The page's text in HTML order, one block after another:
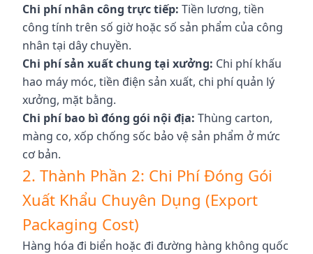
Chi phí nhân công trực tiếp: Tiền lương, tiền
công tính trên số giờ hoặc số sản phẩm của công
nhân tại dây chuyền.
Chi phí sản xuất chung tại xưởng: Chi phí khấu
hao máy móc, tiền điện sản xuất, chi phí quản lý
xưởng, mặt bằng.
Chi phí bao bì đóng gói nội địa: Thùng carton,
màng co, xốp chống sốc bảo vệ sản phẩm ở mức
cơ bản.
2. Thành Phần 2: Chi Phí Đóng Gói
Xuất Khẩu Chuyên Dụng (Export
Packaging Cost)
Hàng hóa đi biển hoặc đi đường hàng không quốc